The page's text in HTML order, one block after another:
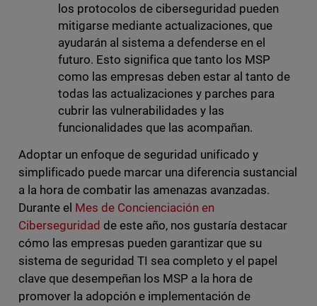
los protocolos de ciberseguridad pueden
mitigarse mediante actualizaciones, que
ayudarán al sistema a defenderse en el
futuro. Esto significa que tanto los MSP
como las empresas deben estar al tanto de
todas las actualizaciones y parches para
cubrir las vulnerabilidades y las
funcionalidades que las acompañan.
Adoptar un enfoque de seguridad unificado y
simplificado puede marcar una diferencia sustancial
a la hora de combatir las amenazas avanzadas.
Durante el Mes de Concienciación en
Ciberseguridad de este año, nos gustaría destacar
cómo las empresas pueden garantizar que su
sistema de seguridad TI sea completo y el papel
clave que desempeñan los MSP a la hora de
promover la adopción e implementación de